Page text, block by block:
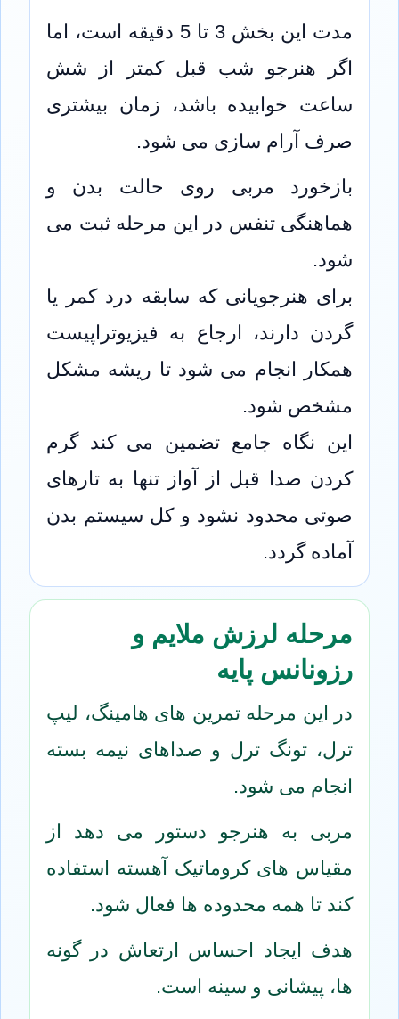
مدت این بخش 3 تا 5 دقیقه است، اما
اگر هنرجو شب قبل کمتر از شش
ساعت خوابیده باشد، زمان بیشتری
صرف آرام سازی می شود.
بازخورد مربی روی حالت بدن و
هماهنگی تنفس در این مرحله ثبت می
شود.
برای هنرجویانی که سابقه درد کمر یا
گردن دارند، ارجاع به فیزیوتراپیست
همکار انجام می شود تا ریشه مشکل
مشخص شود.
این نگاه جامع تضمین می کند گرم
کردن صدا قبل از آواز تنها به تارهای
صوتی محدود نشود و کل سیستم بدن
آماده گردد.
مرحله لرزش ملایم و
رزونانس پایه
در این مرحله تمرین های هامینگ، لیپ
ترل، تونگ ترل و صداهای نیمه بسته
انجام می شود.
مربی به هنرجو دستور می دهد از
مقیاس های کروماتیک آهسته استفاده
کند تا همه محدوده ها فعال شود.
هدف ایجاد احساس ارتعاش در گونه
ها، پیشانی و سینه است.